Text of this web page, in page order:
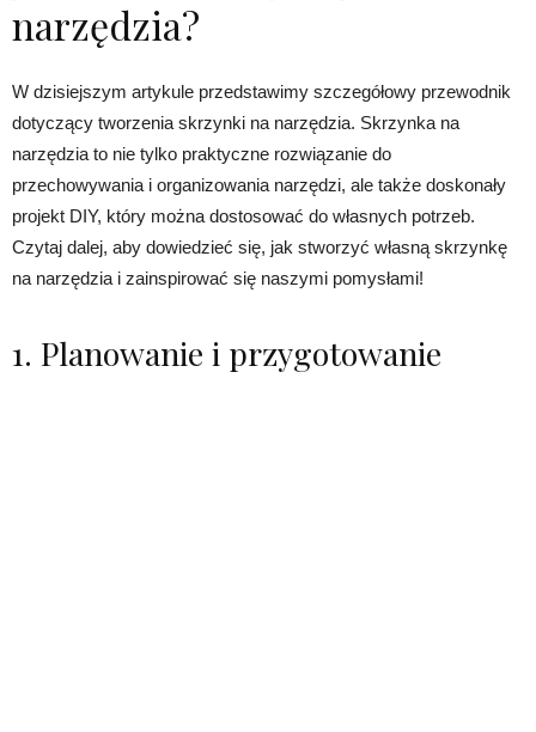
narzędzia?
W dzisiejszym artykule przedstawimy szczegółowy przewodnik
dotyczący tworzenia skrzynki na narzędzia. Skrzynka na
narzędzia to nie tylko praktyczne rozwiązanie do
przechowywania i organizowania narzędzi, ale także doskonały
projekt DIY, który można dostosować do własnych potrzeb.
Czytaj dalej, aby dowiedzieć się, jak stworzyć własną skrzynkę
na narzędzia i zainspirować się naszymi pomysłami!
1. Planowanie i przygotowanie